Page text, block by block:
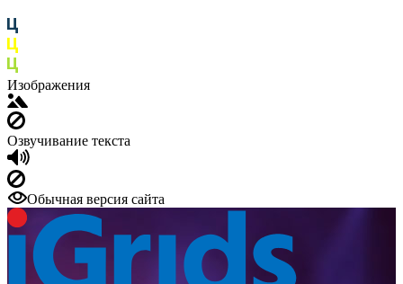
Изображения
Озвучивание текста
Обычная версия сайта